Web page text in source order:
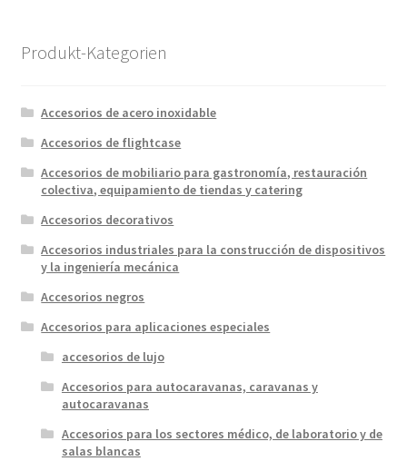
Produkt-Kategorien
Accesorios de acero inoxidable
Accesorios de flightcase
Accesorios de mobiliario para gastronomía, restauración
colectiva, equipamiento de tiendas y catering
Accesorios decorativos
Accesorios industriales para la construcción de dispositivos
y la ingeniería mecánica
Accesorios negros
Accesorios para aplicaciones especiales
accesorios de lujo
Accesorios para autocaravanas, caravanas y
autocaravanas
Accesorios para los sectores médico, de laboratorio y de
salas blancas